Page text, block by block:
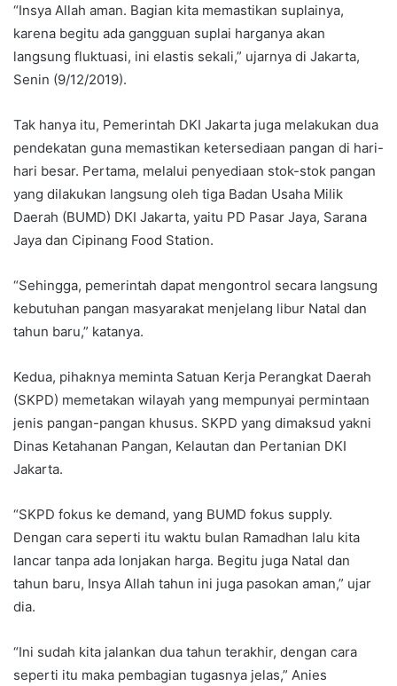
“Insya Allah aman. Bagian kita memastikan suplainya,
karena begitu ada gangguan suplai harganya akan
langsung fluktuasi, ini elastis sekali,” ujarnya di Jakarta,
Senin (9/12/2019).
Tak hanya itu, Pemerintah DKI Jakarta juga melakukan dua
pendekatan guna memastikan ketersediaan pangan di hari-
hari besar. Pertama, melalui penyediaan stok-stok pangan
yang dilakukan langsung oleh tiga Badan Usaha Milik
Daerah (BUMD) DKI Jakarta, yaitu PD Pasar Jaya, Sarana
Jaya dan Cipinang Food Station.
“Sehingga, pemerintah dapat mengontrol secara langsung
kebutuhan pangan masyarakat menjelang libur Natal dan
tahun baru,” katanya.
Kedua, pihaknya meminta Satuan Kerja Perangkat Daerah
(SKPD) memetakan wilayah yang mempunyai permintaan
jenis pangan-pangan khusus. SKPD yang dimaksud yakni
Dinas Ketahanan Pangan, Kelautan dan Pertanian DKI
Jakarta.
“SKPD fokus ke demand, yang BUMD fokus supply.
Dengan cara seperti itu waktu bulan Ramadhan lalu kita
lancar tanpa ada lonjakan harga. Begitu juga Natal dan
tahun baru, Insya Allah tahun ini juga pasokan aman,” ujar
dia.
“Ini sudah kita jalankan dua tahun terakhir, dengan cara
seperti itu maka pembagian tugasnya jelas,” Anies